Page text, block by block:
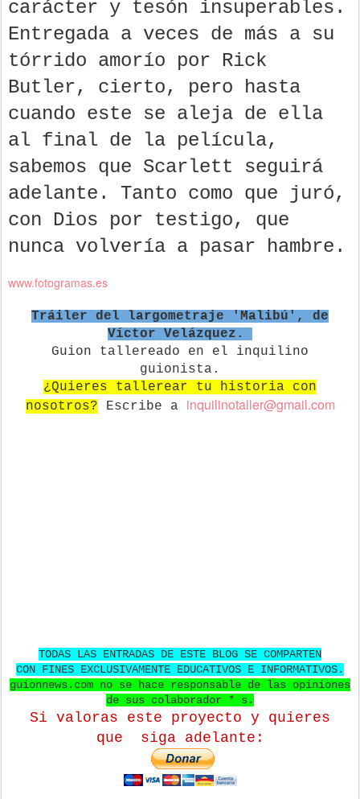
carácter y tesón insuperables.
Entregada a veces de más a su
tórrido amorío por Rick
Butler, cierto, pero hasta
cuando este se aleja de ella
al final de la película,
sabemos que Scarlett seguirá
adelante. Tanto como que juró,
con Dios por testigo, que
nunca volvería a pasar hambre.
www.fotogramas.es
Tráiler del largometraje 'Malibú', de
Víctor Velázquez.
Guion tallereado en el inquilino
guionista.
¿Quieres tallerear tu historia con
nosotros? Escribe a inquilinotaller@gmail.com
TODAS LAS ENTRADAS DE ESTE BLOG SE COMPARTEN
CON FINES EXCLUSIVAMENTE EDUCATIVOS E INFORMATIVOS.
guionnews.com no se hace responsable de las opiniones
de sus colaborador * s.
Si valoras este proyecto y quieres
que siga adelante: